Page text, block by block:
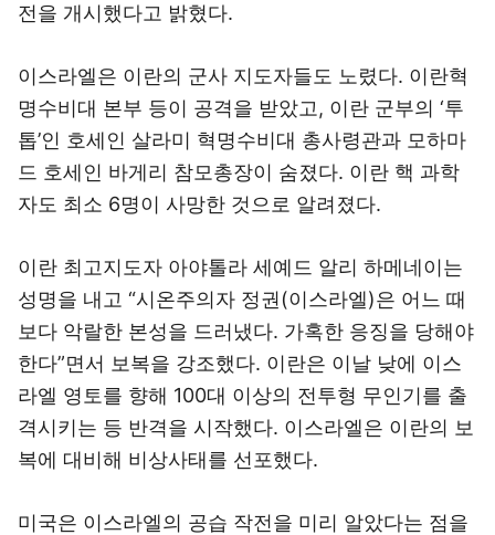
전을 개시했다고 밝혔다.
이스라엘은 이란의 군사 지도자들도 노렸다. 이란혁
명수비대 본부 등이 공격을 받았고, 이란 군부의 ‘투
톱’인 호세인 살라미 혁명수비대 총사령관과 모하마
드 호세인 바게리 참모총장이 숨졌다. 이란 핵 과학
자도 최소 6명이 사망한 것으로 알려졌다.
이란 최고지도자 아야톨라 세예드 알리 하메네이는
성명을 내고 “시온주의자 정권(이스라엘)은 어느 때
보다 악랄한 본성을 드러냈다. 가혹한 응징을 당해야
한다”면서 보복을 강조했다. 이란은 이날 낮에 이스
라엘 영토를 향해 100대 이상의 전투형 무인기를 출
격시키는 등 반격을 시작했다. 이스라엘은 이란의 보
복에 대비해 비상사태를 선포했다.
미국은 이스라엘의 공습 작전을 미리 알았다는 점을